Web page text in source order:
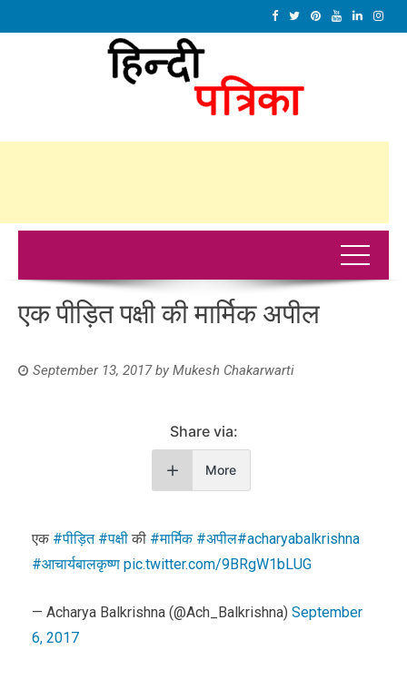
एक पीड़ित पक्षी की मार्मिक अपील
September 13, 2017by Mukesh Chakarwarti
Share via:
More
एक #पीड़ित #पक्षीकी #मार्मिक #अपील#acharyabalkrishna
#आचार्यबालकृष्ण pic.twitter.com/9BRgW1bLUG
— Acharya Balkrishna (@Ach_Balkrishna) September
6, 2017